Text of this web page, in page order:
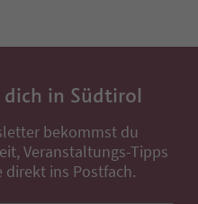
dich in Südtirol
bekommst du
Veranstaltungs-Tipps
direkt ins Postfach.